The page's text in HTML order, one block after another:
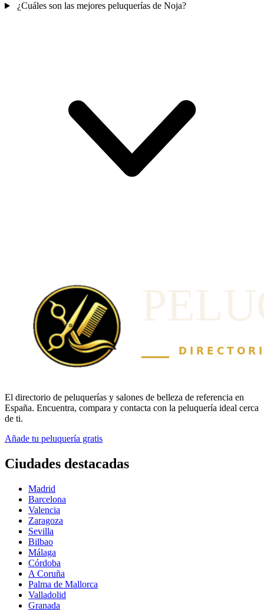
¿Cuáles son las mejores peluquerías de Noja?
El directorio de peluquerías y salones de belleza de referencia en
España. Encuentra, compara y contacta con la peluquería ideal cerca
de ti.
Añade tu peluquería gratis
Ciudades destacadas
Madrid
Barcelona
Valencia
Zaragoza
Sevilla
Bilbao
Málaga
Córdoba
A Coruña
Palma de Mallorca
Valladolid
Granada